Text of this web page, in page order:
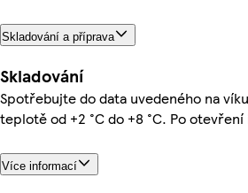
Skladování a příprava
Skladování
Spotřebujte do data uvedeného na
teplotě od +2 °C do +8 °C. Po
Více informací